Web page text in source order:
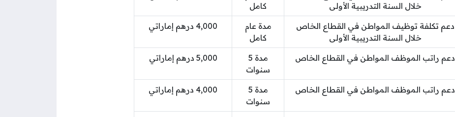
خلال السنة التدريبية الأولى
كامل
دعم تكلفة توظيف المواطن في القطاع الخاص
خلال السنة التدريبية الأولى
مدة عام
كامل
4,000 درهم إماراتي
دعم راتب الموظف المواطن في القطاع الخاص
مدة 5
سنوات
5,000 درهم إماراتي
دعم راتب الموظف المواطن في القطاع الخاص
مدة 5
سنوات
4,000 درهم إماراتي